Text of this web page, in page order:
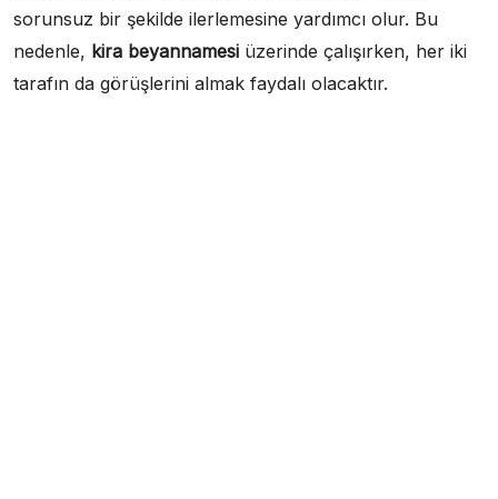
sorunsuz bir şekilde ilerlemesine yardımcı olur. Bu
nedenle, kira beyannamesi üzerinde çalışırken, her iki
tarafın da görüşlerini almak faydalı olacaktır.